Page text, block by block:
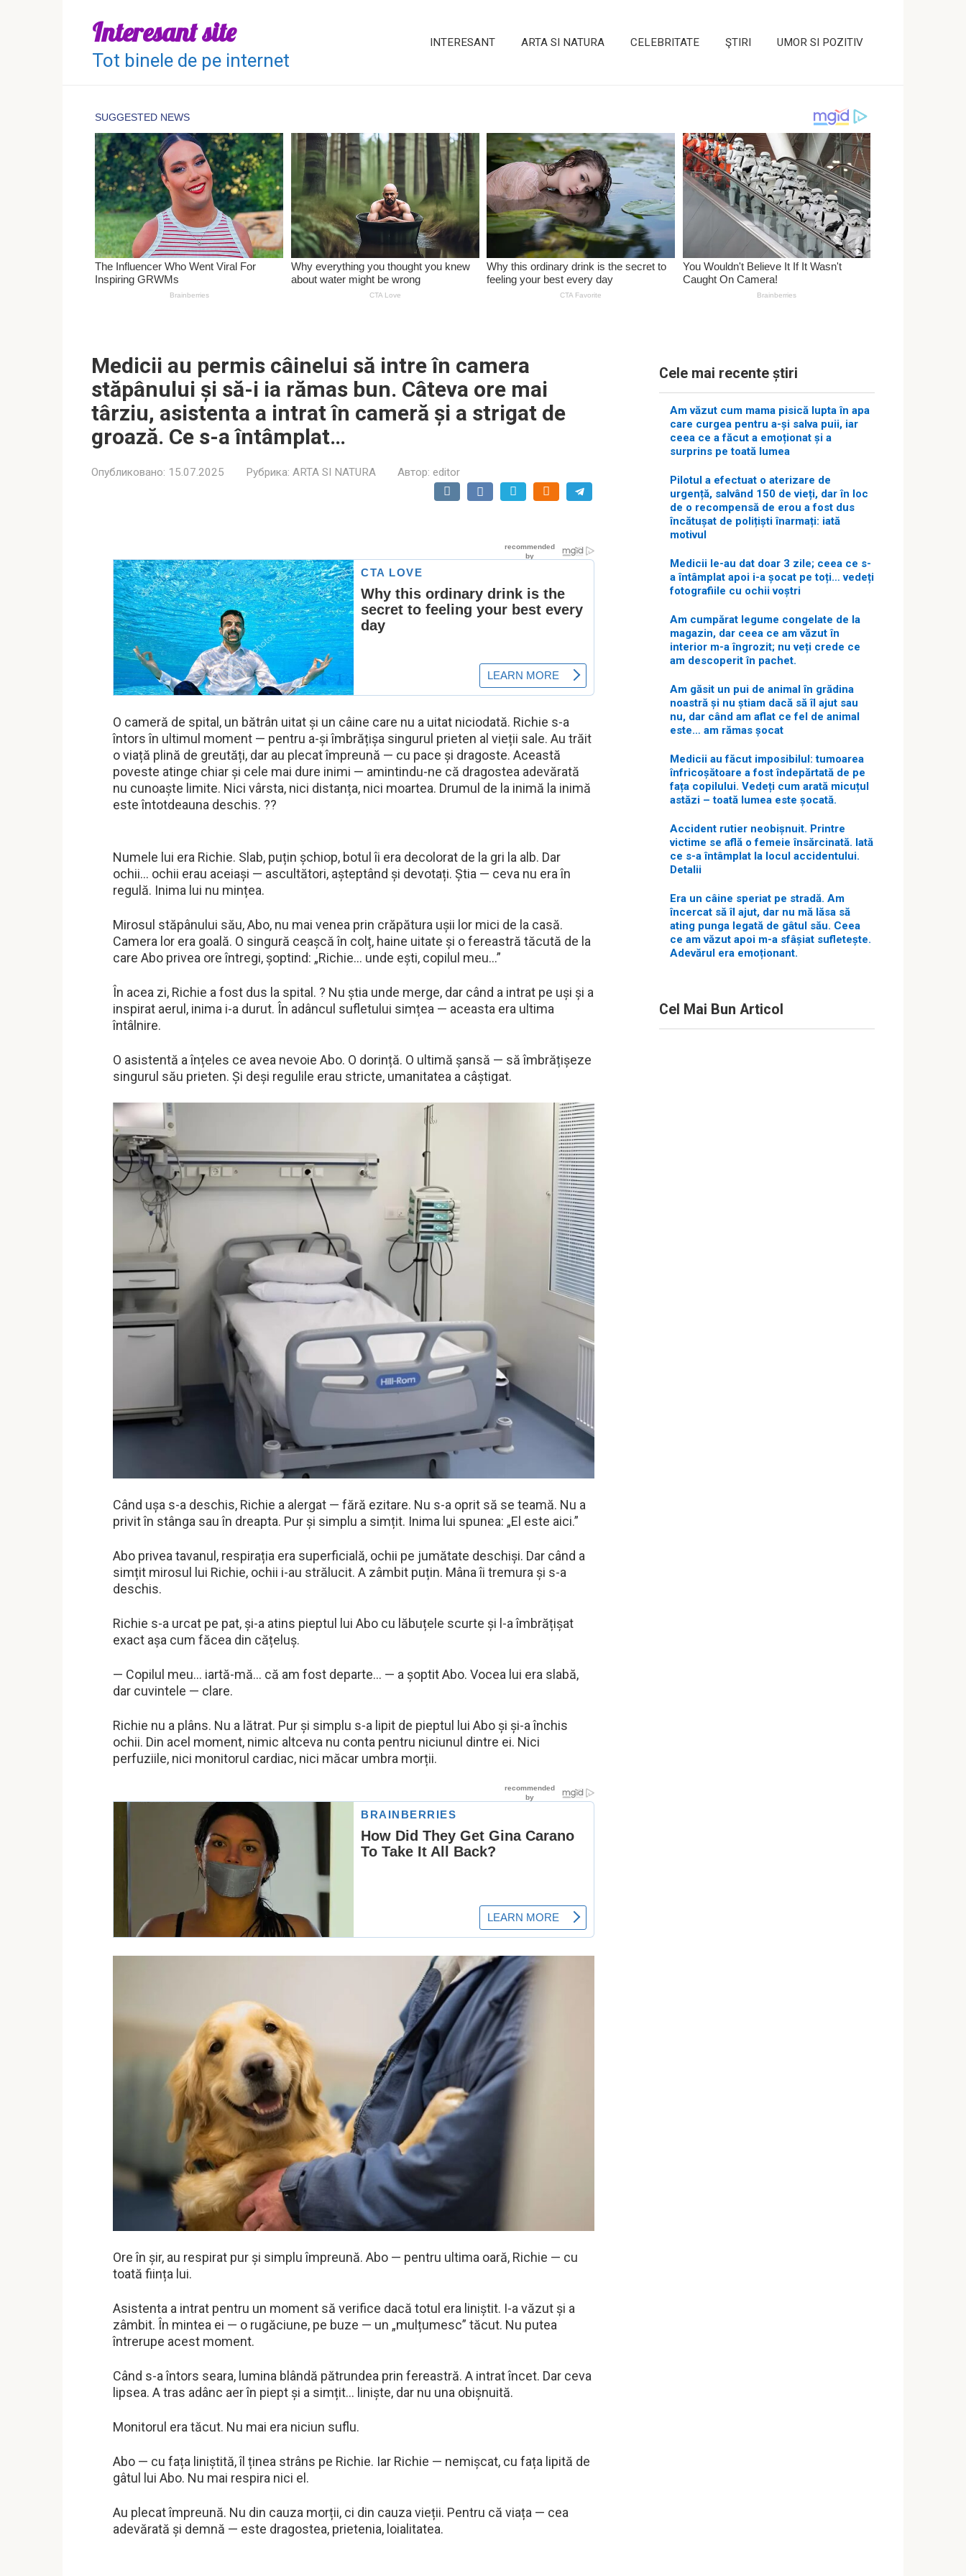
Interesant site
Tot binele de pe internet
INTERESANT ARTA SI NATURA CELEBRITATE ŞTIRI UMOR SI POZITIV
Medicii au permis câinelui să intre în camera
stăpânului și să-i ia rămas bun. Câteva ore mai
târziu, asistenta a intrat în cameră și a strigat de
groază. Ce s-a întâmplat…
Опубликовано: 15.07.2025 Рубрика: ARTA SI NATURA Автор: editor
O cameră de spital, un bătrân uitat și un câine care nu a uitat niciodată. Richie s-a
întors în ultimul moment — pentru a-și îmbrățișa singurul prieten al vieții sale. Au trăit
o viață plină de greutăți, dar au plecat împreună — cu pace și dragoste. Această
poveste atinge chiar și cele mai dure inimi — amintindu-ne că dragostea adevărată
nu cunoaște limite. Nici vârsta, nici distanța, nici moartea. Drumul de la inimă la inimă
este întotdeauna deschis. ??
Numele lui era Richie. Slab, puțin șchiop, botul îi era decolorat de la gri la alb. Dar
ochii… ochii erau aceiași — ascultători, așteptând și devotați. Știa — ceva nu era în
regulă. Inima lui nu mințea.
Mirosul stăpânului său, Abo, nu mai venea prin crăpătura ușii lor mici de la casă.
Camera lor era goală. O singură ceașcă în colț, haine uitate și o fereastră tăcută de la
care Abo privea ore întregi, șoptind: „Richie… unde ești, copilul meu…”
În acea zi, Richie a fost dus la spital. ? Nu știa unde merge, dar când a intrat pe uși și a
inspirat aerul, inima i-a durut. În adâncul sufletului simțea — aceasta era ultima
întâlnire.
O asistentă a înțeles ce avea nevoie Abo. O dorință. O ultimă șansă — să îmbrățișeze
singurul său prieten. Și deși regulile erau stricte, umanitatea a câștigat.
Când ușa s-a deschis, Richie a alergat — fără ezitare. Nu s-a oprit să se teamă. Nu a
privit în stânga sau în dreapta. Pur și simplu a simțit. Inima lui spunea: „El este aici.”
Abo privea tavanul, respirația era superficială, ochii pe jumătate deschiși. Dar când a
simțit mirosul lui Richie, ochii i-au strălucit. A zâmbit puțin. Mâna îi tremura și s-a
deschis.
Richie s-a urcat pe pat, și-a atins pieptul lui Abo cu lăbuțele scurte și l-a îmbrățișat
exact așa cum făcea din cățeluș.
— Copilul meu… iartă-mă… că am fost departe… — a șoptit Abo. Vocea lui era slabă,
dar cuvintele — clare.
Richie nu a plâns. Nu a lătrat. Pur și simplu s-a lipit de pieptul lui Abo și și-a închis
ochii. Din acel moment, nimic altceva nu conta pentru niciunul dintre ei. Nici
perfuziile, nici monitorul cardiac, nici măcar umbra morții.
Ore în șir, au respirat pur și simplu împreună. Abo — pentru ultima oară, Richie — cu
toată ființa lui.
Asistenta a intrat pentru un moment să verifice dacă totul era liniștit. I-a văzut și a
zâmbit. În mintea ei — o rugăciune, pe buze — un „mulțumesc” tăcut. Nu putea
întrerupe acest moment.
Când s-a întors seara, lumina blândă pătrundea prin fereastră. A intrat încet. Dar ceva
lipsea. A tras adânc aer în piept și a simțit… liniște, dar nu una obișnuită.
Monitorul era tăcut. Nu mai era niciun suflu.
Abo — cu fața liniștită, îl ținea strâns pe Richie. Iar Richie — nemișcat, cu fața lipită de
gâtul lui Abo. Nu mai respira nici el.
Au plecat împreună. Nu din cauza morții, ci din cauza vieții. Pentru că viața — cea
adevărată și demnă — este dragostea, prietenia, loialitatea.
Cele mai recente știri
Am văzut cum mama pisică lupta în apa
care curgea pentru a-și salva puii, iar
ceea ce a făcut a emoționat și a
surprins pe toată lumea
Pilotul a efectuat o aterizare de
urgență, salvând 150 de vieți, dar în loc
de o recompensă de erou a fost dus
încătușat de polițiști înarmați: iată
motivul
Medicii le-au dat doar 3 zile; ceea ce s-
a întâmplat apoi i-a șocat pe toți… vedeți
fotografiile cu ochii voștri
Am cumpărat legume congelate de la
magazin, dar ceea ce am văzut în
interior m-a îngrozit; nu veți crede ce
am descoperit în pachet.
Am găsit un pui de animal în grădina
noastră și nu știam dacă să îl ajut sau
nu, dar când am aflat ce fel de animal
este… am rămas șocat
Medicii au făcut imposibilul: tumoarea
înfricoșătoare a fost îndepărtată de pe
fața copilului. Vedeți cum arată micuțul
astăzi – toată lumea este șocată.
Accident rutier neobișnuit. Printre
victime se află o femeie însărcinată. Iată
ce s-a întâmplat la locul accidentului.
Detalii
Era un câine speriat pe stradă. Am
încercat să îl ajut, dar nu mă lăsa să
ating punga legată de gâtul său. Ceea
ce am văzut apoi m-a sfâșiat sufletește.
Adevărul era emoționant.
Cel Mai Bun Articol